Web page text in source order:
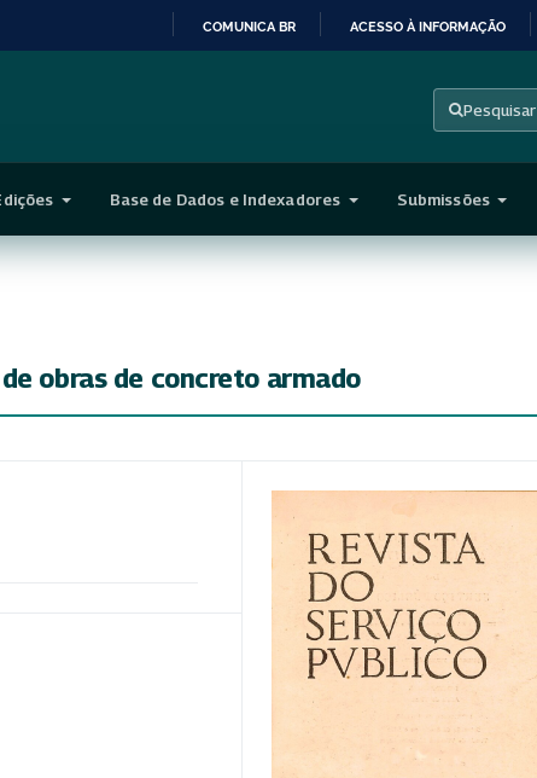
CONTEÚDO
COMUNICA BR ACESSO À INFORMAÇÃO
Pesquisar
Base de Dados e Indexadores Submissões
obras de concreto armado